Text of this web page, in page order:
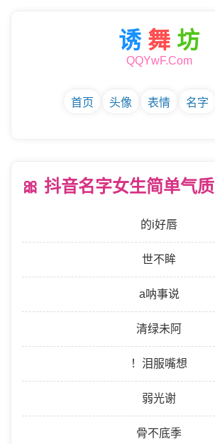
诱 舞 坊
QQYwF.Com
首页 头像 表情 名字
🎀 抖音名字女生简单气质
的i好唇
世不眸
a呐事说
清绿未阿
！泪服嘴想
弱光谢
骨不底季